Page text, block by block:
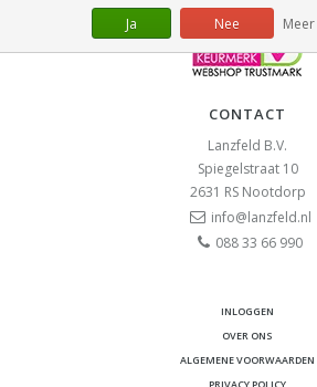
CONTACT
Lanzfeld B.V.
Spiegelstraat 10
2631 RS Nootdorp
info@lanzfeld.nl
088 33 66 990
INLOGGEN
OVER ONS
ALGEMENE VOORWAARDEN
PRIVACY POLICY
Ja Nee